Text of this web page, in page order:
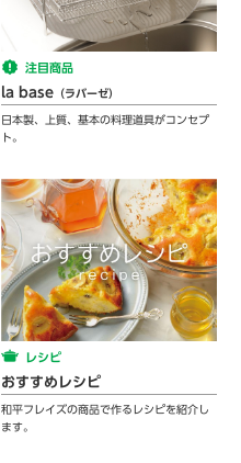
注目商品
la base （ラバーゼ）
日本製、上質、基本の料理道具がコンセプ
ト。
レシピ
おすすめレシピ
和平フレイズの商品で作るレシピを紹介し
ます。